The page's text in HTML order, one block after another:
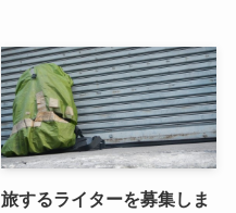
旅するライターを募集しま